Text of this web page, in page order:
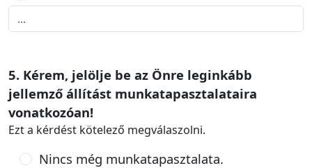
5. Kérem, jelölje be az Önre leginkább
jellemző állítást munkatapasztalataira
vonatkozóan!
Ezt a kérdést kötelező megválaszolni.
Nincs még munkatapasztalata.